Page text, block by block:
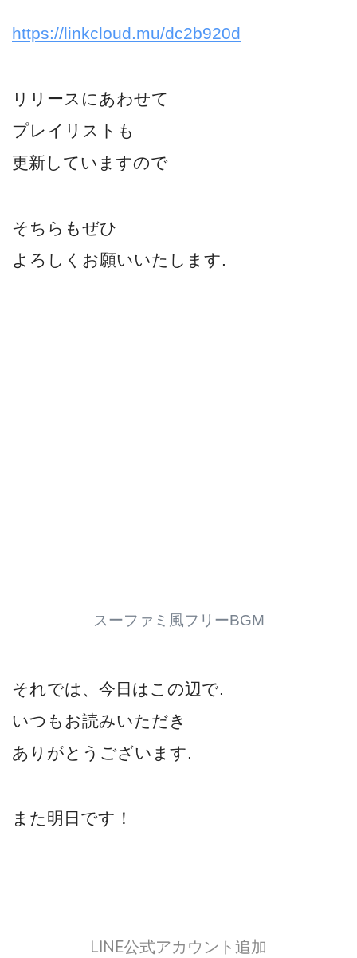
https://linkcloud.mu/dc2b920d
リリースにあわせて
プレイリストも
更新していますので
そちらもぜひ
よろしくお願いいたします.
スーファミ風フリーBGM
それでは、今日はこの辺で.
いつもお読みいただき
ありがとうございます.
また明日です！
LINE公式アカウント追加